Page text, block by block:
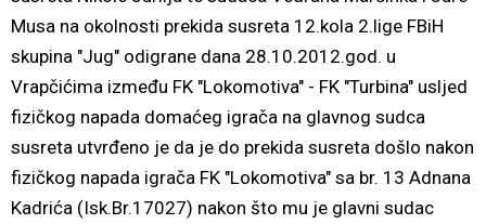
Musa na okolnosti prekida susreta 12.kola 2.lige FBiH
skupina "Jug" odigrane dana 28.10.2012.god. u
Vrapčićima između FK "Lokomotiva" - FK "Turbina" usljed
fizičkog napada domaćeg igrača na glavnog sudca
susreta utvrđeno je da je do prekida susreta došlo nakon
fizičkog napada igrača FK "Lokomotiva" sa br. 13 Adnana
Kadrića (Isk.Br.17027) nakon što mu je glavni sudac